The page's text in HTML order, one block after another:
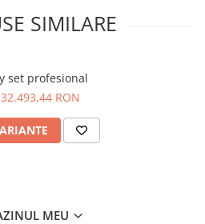
SIMILARE
set profesional
RON
MEU